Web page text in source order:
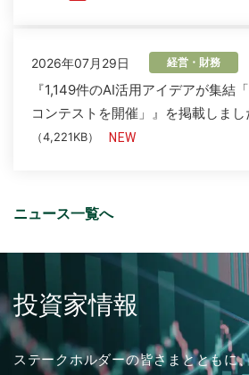
2026年07月29日 経営・財務
『1,149件のAI活用アイデアが集結
コンテストを開催」』を掲載しまし
（4,221KB）
「さくらケーシーエス、ヴィッセル
パートナーとして2026/27シーズン
ました。
（4,123KB）
「授業料減免システム」を追加し
2026年04月17日 ソリューション
「ISMS（ISO/IEC 27001）認証取
2026年度 新卒採用 応募受付を
2024年03月01日 採用情報
「ITトレンドEXPO2026 Summer
2026年07月01日 イベント
ニュース一覧へ
投資家情報
ステークホルダーの皆さまとともに